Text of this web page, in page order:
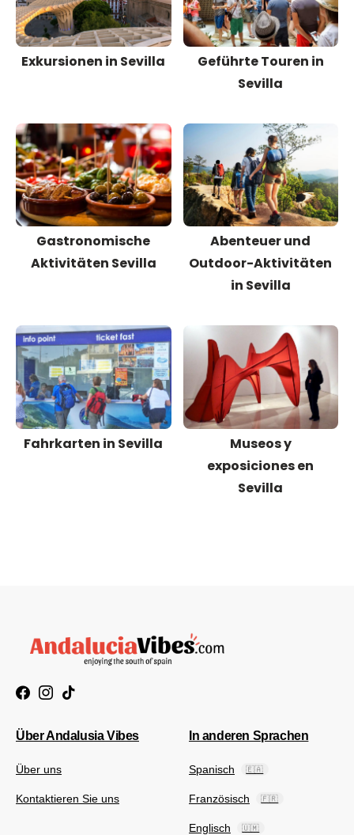
Exkursionen in Sevilla
Geführte Touren in
Sevilla
Gastronomische
Aktivitäten Sevilla
Abenteuer und
Outdoor-Aktivitäten
in Sevilla
Fahrkarten in Sevilla
Museos y
exposiciones en
Sevilla
Über Andalusia Vibes
Über uns
Kontaktieren Sie uns
In anderen Sprachen
Spanisch 🇪🇦
Französisch 🇫🇷
Englisch 🇺🇲